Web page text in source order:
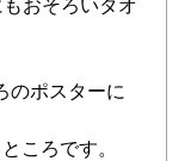
おそろいタオ
のポスターに
ころです。